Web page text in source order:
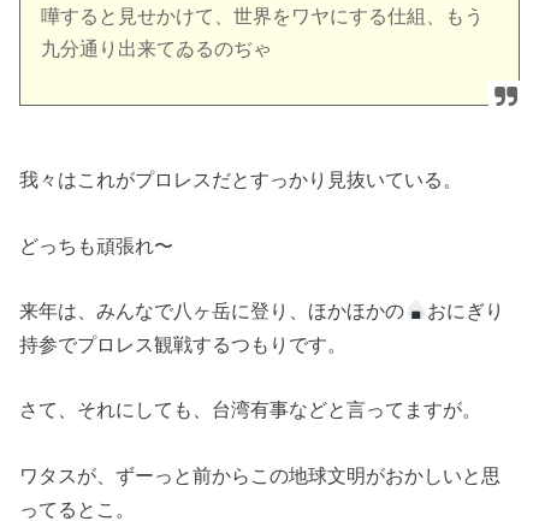
嘩すると見せかけて、世界をワヤにする仕組、もう
九分通り出来てゐるのぢゃ
我々はこれがプロレスだとすっかり見抜いている。
どっちも頑張れ〜
来年は、みんなで八ヶ岳に登り、ほかほかの
おにぎり
持参でプロレス観戦するつもりです。
さて、それにしても、台湾有事などと言ってますが。
ワタスが、ずーっと前からこの地球文明がおかしいと思
ってるとこ。